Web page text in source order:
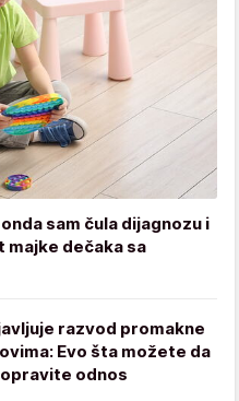
sam čula dijagnozu i
majke dečaka sa
razvod promakne
Evo šta možete da
odnos